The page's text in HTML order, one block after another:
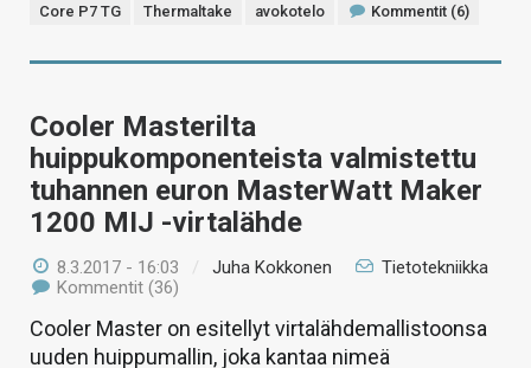
Core P7 TG Thermaltake avokotelo Kommentit (6)
Cooler Masterilta
huippukomponenteista valmistettu
tuhannen euron MasterWatt Maker
1200 MIJ -virtalähde
8.3.2017 - 16:03 / Juha Kokkonen
Tietotekniikka
Kommentit (36)
Cooler Master on esitellyt virtalähdemallistoonsa
uuden huippumallin, joka kantaa nimeä